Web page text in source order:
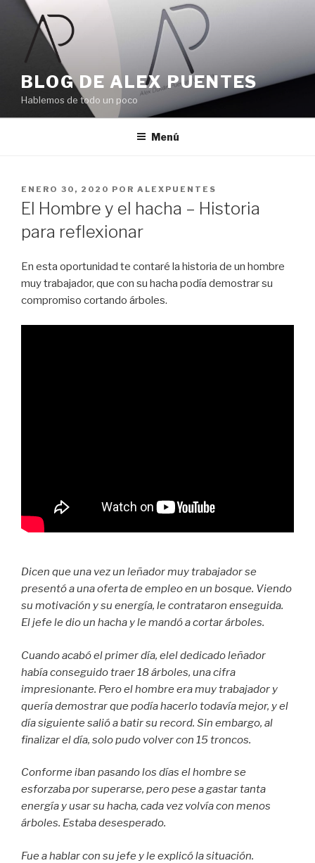
contenido
BLOG DE ALEX PUENTES
Hablemos de todo un poco
Menú
PUBLICADO
EL
ENERO 30, 2020 POR ALEXPUENTES
El Hombre y el hacha – Historia
para reflexionar
En esta oportunidad te contaré la historia de un hombre
muy trabajador, que con su hacha podía demostrar su
compromiso cortando árboles.
Dicen que una vez un leñador muy trabajador se
presentó a una oferta de empleo en un bosque. Viendo
su motivación y su energía, le contrataron enseguida.
El jefe le dio un hacha y le mandó a cortar árboles.
Cuando acabó el primer día, elel dedicado leñador
había conseguido traer 18 árboles, una cifra
impresionante. Pero el hombre era muy trabajador y
quería demostrar que podía hacerlo todavía mejor, y el
día siguiente salió a batir su record. Sin embargo, al
finalizar el día, solo pudo volver con 15 troncos.
Conforme iban pasando los días el hombre se
esforzaba por superarse, pero pese a gastar tanta
energía y usar su hacha, cada vez volvía con menos
árboles. Estaba desesperado.
Fue a hablar con su jefe y le explicó la situación.